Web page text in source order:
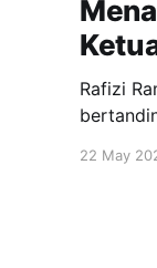
Rafizi
muda.
22 May